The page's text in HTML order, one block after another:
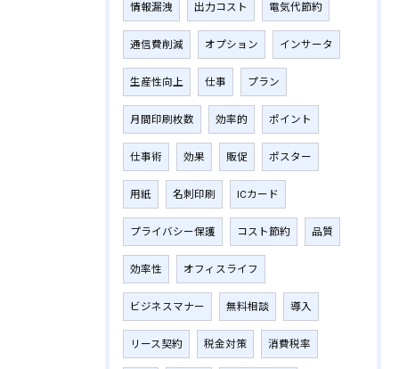
情報漏洩 出力コスト 電気代節約
通信費削減 オプション インサータ
生産性向上 仕事 プラン
月間印刷枚数 効率的 ポイント
仕事術 効果 販促 ポスター
用紙 名刺印刷 ICカード
プライバシー保護 コスト節約 品質
効率性 オフィスライフ
ビジネスマナー 無料相談 導入
リース契約 税金対策 消費税率